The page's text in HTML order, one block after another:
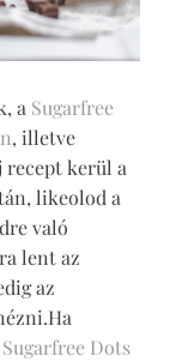
a Sugarfree
, illetve
recept kerül a
likeolod a
való
lent az
az
Sugarfree Dots